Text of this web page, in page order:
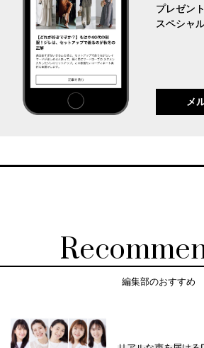
プレゼン
スペシャ
メ
編集部のおすすめ